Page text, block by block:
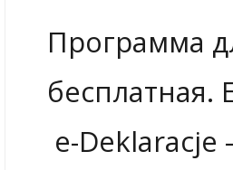
Программа
бесплатная.
e-